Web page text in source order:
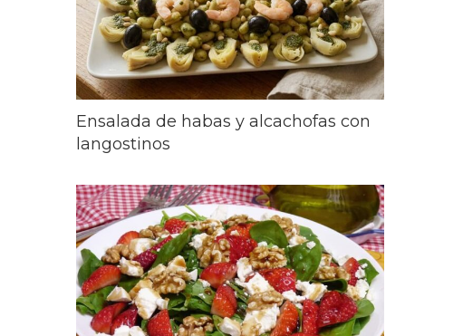
Ensalada de habas y alcachofas con
langostinos